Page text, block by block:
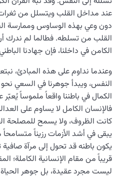
عند مداخل القلب ويتسلل من
دون وعي بهذه الوساوس وممارسة
القلب من تسلطه. فطالما لم ندرك
الكامن في داخلنا، فإن جهادنا
وعندما نداوم على هذه المبادئ،
النفس، ويبدأ جوهرنا في السعي نحو
الكمال في باطننا واقعاً ملموساً
فالإنسان الكامل لا يساوم على
كانت الظروف، ولا يسمح للمصلحة
يبقى في أشد الأزمات رزيناً
يكون باطنه قد تحول إلى مرآة
قريباً من مقام الإنسانية الكاملة؛
ليست مجرد عقيدة، بل جوهر الحياة